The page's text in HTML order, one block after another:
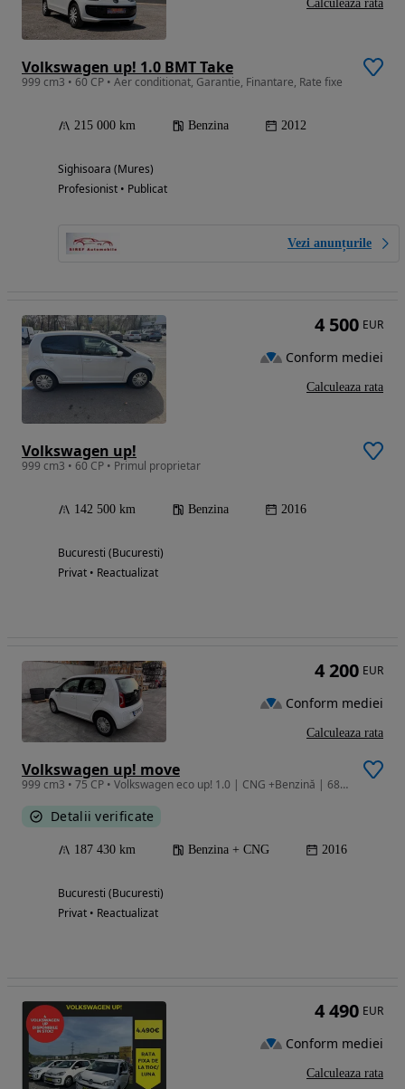
Volkswagen up! 1.0 BMT Take
999 cm3 • 60 CP • Aer conditionat, Garantie, Finantare, Rate fixe
215 000 km Benzina 2012
Sighisoara (Mures)
Profesionist • Publicat
Vezi anunțurile
Calculeaza rata
Volkswagen up!
999 cm3 • 60 CP • Primul proprietar
142 500 km Benzina 2016
Bucuresti (Bucuresti)
Privat • Reactualizat
4 500 EUR
Conform mediei
Calculeaza rata
Volkswagen up! move
999 cm3 • 75 CP • Volkswagen eco up! 1.0 | CNG +Benzină | 68 CP | Doar 4.200 euro +TVA
Detalii verificate
187 430 km Benzina + CNG 2016
Bucuresti (Bucuresti)
Privat • Reactualizat
4 200 EUR
Conform mediei
Calculeaza rata
4 490 EUR
Conform mediei
Calculeaza rata